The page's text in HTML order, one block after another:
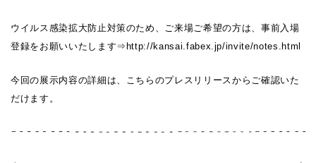
ウイルス感染拡大防止対策のため、ご来場ご希望の方は、事前入場
登録をお願いいたします⇒ http://kansai.fabex.jp/invite/notes.html
今回の展示内容の詳細は、こちらのプレスリリースからご確認いた
だけます。